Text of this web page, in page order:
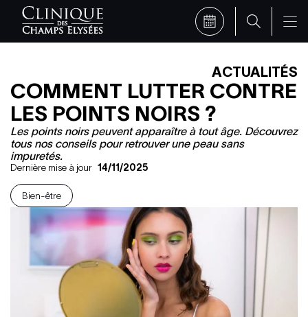
ACTUALITÉS
COMMENT LUTTER CONTRE
LES POINTS NOIRS ?
Les points noirs peuvent apparaître à tout âge. Découvrez
tous nos conseils pour retrouver une peau sans
impuretés.
Dernière mise à jour 14/11/2025
Bien-être